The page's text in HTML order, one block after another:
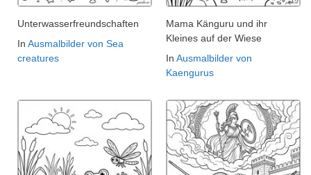
Unterwasserfreundschaften
In Ausmalbilder von Sea
creatures
Mama Känguru und ihr
Kleines auf der Wiese
In Ausmalbilder von
Kaengurus